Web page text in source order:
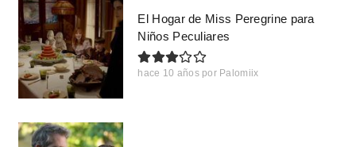
El Hogar de Miss Peregrine para
Niños Peculiares
hace 10 años por Palomiix